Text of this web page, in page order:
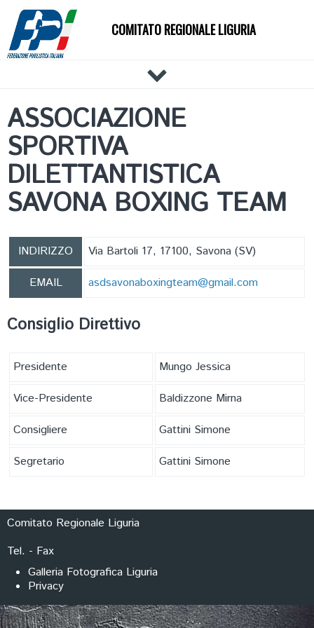
COMITATO REGIONALE LIGURIA
IL COMITATO
NEWS
PALESTRE
TECNICI
EVENTI
FORMAZIONE
ASSOCIAZIONE
SPORTIVA
DILETTANTISTICA
SAVONA BOXING TEAM
INDIRIZZO
Via Bartoli 17, 17100, Savona (SV)
EMAIL
asdsavonaboxingteam@gmail.com
Consiglio Direttivo
Presidente
Mungo Jessica
Vice-Presidente
Baldizzone Mirna
Consigliere
Gattini Simone
Segretario
Gattini Simone
Comitato Regionale Liguria
Tel. - Fax
Galleria Fotografica Liguria
Privacy